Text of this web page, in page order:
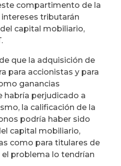
compartimento de la
intereses tributarán
capital mobiliario,
que la adquisición de
para accionistas y para
ganancias
habría perjudicado a
la calificación de la
podría haber sido
capital mobiliario,
como para titulares de
el problema lo tendrían